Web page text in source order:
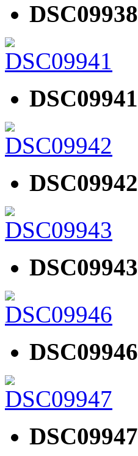
DSC09938
DSC09941
DSC09942
DSC09943
DSC09946
DSC09947